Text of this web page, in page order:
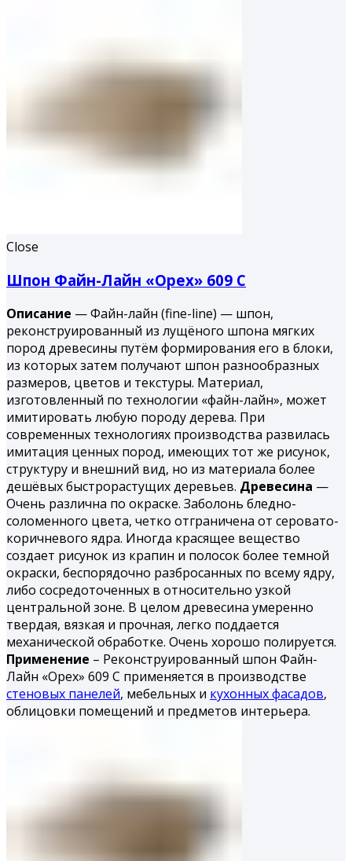
Close
Шпон Файн-Лайн «Орех» 609 С
Описание — Файн-лайн (fine-line) — шпон,
реконструированный из лущёного шпона мягких
пород древесины путём формирования его в блоки,
из которых затем получают шпон разнообразных
размеров, цветов и текстуры. Материал,
изготовленный по технологии «файн-лайн», может
имитировать любую породу дерева. При
современных технологиях производства развилась
имитация ценных пород, имеющих тот же рисунок,
структуру и внешний вид, но из материала более
дешёвых быстрорастущих деревьев. Древесина —
Очень различна по окраске. Заболонь бледно-
соломенного цвета, четко отграничена от серовато-
коричневого ядра. Иногда красящее вещество
создает рисунок из крапин и полосок более темной
окраски, беспорядочно разбросанных по всему ядру,
либо сосредоточенных в относительно узкой
центральной зоне. В целом древесина умеренно
твердая, вязкая и проч­ная, легко поддается
механической обработке. Очень хорошо поли­руется.
Применение – Реконструированный шпон Файн-
Лайн «Орех» 609 С применяется в производстве
стеновых панелей, мебельных и кухонных фасадов,
облицовки помещений и предметов интерьера.